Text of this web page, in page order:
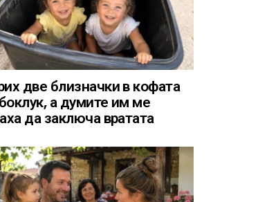
две близначки в кофата
а думите им ме
да заключа вратата